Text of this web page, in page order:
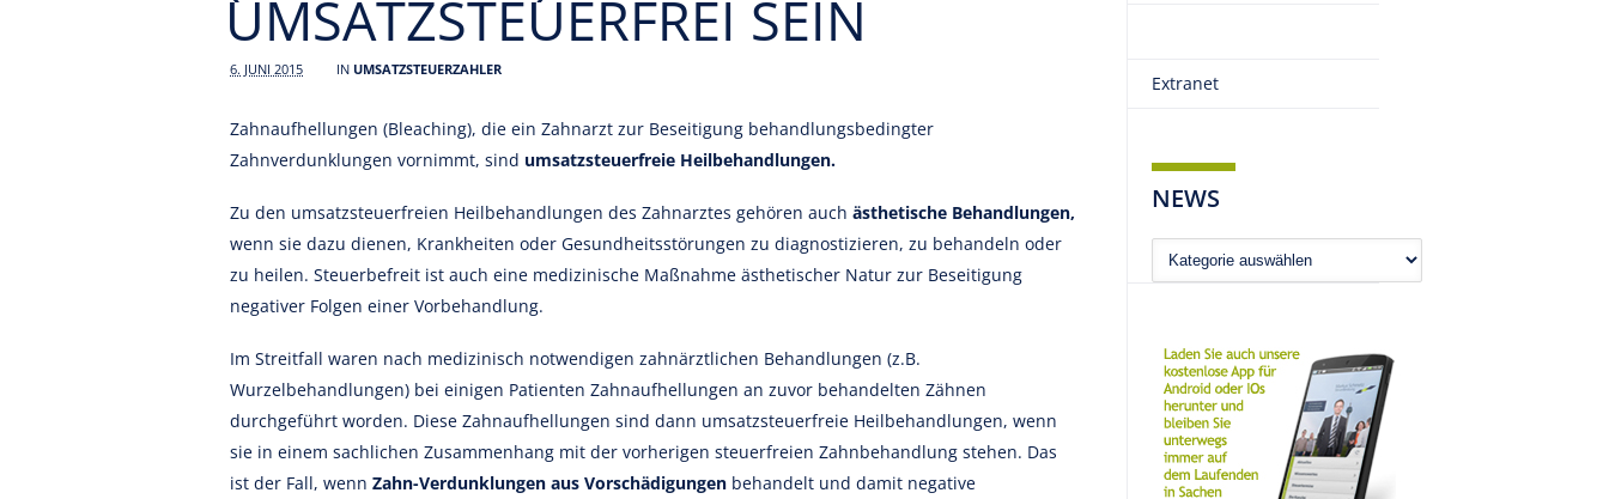
UMSATZSTEUERFREI SEIN
6. JUNI 2015 IN UMSATZSTEUERZAHLER
Zahnaufhellungen (Bleaching), die ein Zahnarzt zur Beseitigung behandlungsbedingter
Zahnverdunklungen vornimmt, sind umsatzsteuerfreie Heilbehandlungen.
Zu den umsatzsteuerfreien Heilbehandlungen des Zahnarztes gehören auch ästhetische Behandlungen,
wenn sie dazu dienen, Krankheiten oder Gesundheitsstörungen zu diagnostizieren, zu behandeln oder
zu heilen. Steuerbefreit ist auch eine medizinische Maßnahme ästhetischer Natur zur Beseitigung
negativer Folgen einer Vorbehandlung.
Im Streitfall waren nach medizinisch notwendigen zahnärztlichen Behandlungen (z.B.
Wurzelbehandlungen) bei einigen Patienten Zahnaufhellungen an zuvor behandelten Zähnen
durchgeführt worden. Diese Zahnaufhellungen sind dann umsatzsteuerfreie Heilbehandlungen, wenn
sie in einem sachlichen Zusammenhang mit der vorherigen steuerfreien Zahnbehandlung stehen. Das
ist der Fall, wenn Zahn-Verdunklungen aus Vorschädigungen behandelt und damit negative
Extranet
NEWS
News